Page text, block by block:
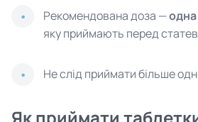
Рекомендована доза —
яку приймають перед
Не слід приймати більше